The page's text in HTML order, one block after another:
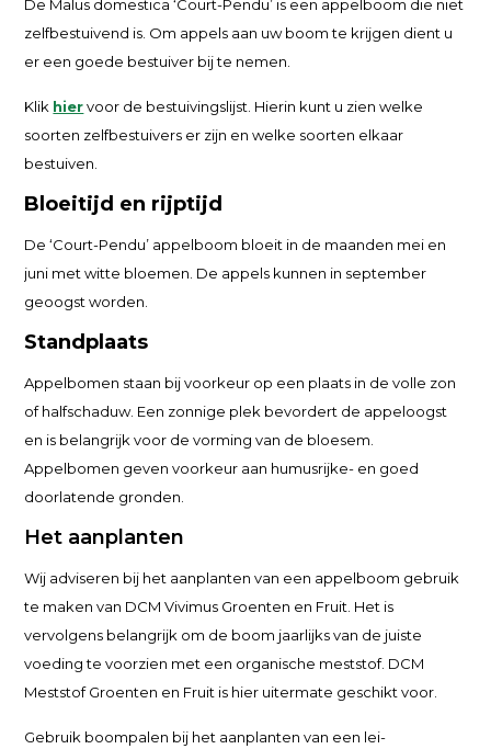
De Malus domestica ‘Court-Pendu’ is een appelboom die niet
zelfbestuivend is. Om appels aan uw boom te krijgen dient u
er een goede bestuiver bij te nemen.
Klik hiervoor de bestuivingslijst. Hierin kunt u zien welke
soorten zelfbestuivers er zijn en welke soorten elkaar
bestuiven.
Bloeitijd en rijptijd
De ‘Court-Pendu’ appelboom bloeit in de maanden mei en
juni met witte bloemen. De appels kunnen in september
geoogst worden.
Standplaats
Appelbomen staan bij voorkeur op een plaats in de volle zon
of halfschaduw. Een zonnige plek bevordert de appeloogst
en is belangrijk voor de vorming van de bloesem.
Appelbomen geven voorkeur aan humusrijke- en goed
doorlatende gronden.
Het aanplanten
Wij adviseren bij het aanplanten van een appelboom gebruik
te maken van DCM Vivimus Groenten en Fruit. Het is
vervolgens belangrijk om de boom jaarlijks van de juiste
voeding te voorzien met een organische meststof. DCM
Meststof Groenten en Fruit is hier uitermate geschikt voor.
Gebruik boompalen bij het aanplanten van een lei-